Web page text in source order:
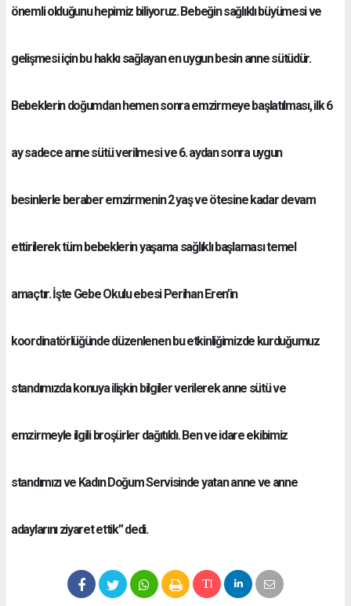
önemli olduğunu hepimiz biliyoruz. Bebeğin sağlıklı büyümesi ve
gelişmesi için bu hakkı sağlayan en uygun besin anne sütüdür.
Bebeklerin doğumdan hemen sonra emzirmeye başlatılması, ilk 6
ay sadece anne sütü verilmesi ve 6. aydan sonra uygun
besinlerle beraber emzirmenin 2 yaş ve ötesine kadar devam
ettirilerek tüm bebeklerin yaşama sağlıklı başlaması temel
amaçtır. İşte Gebe Okulu ebesi Perihan Eren’in
koordinatörlüğünde düzenlenen bu etkinliğimizde kurduğumuz
standımızda konuya ilişkin bilgiler verilerek anne sütü ve
emzirmeyle ilgili broşürler dağıtıldı. Ben ve idare ekibimiz
standımızı ve Kadın Doğum Servisinde yatan anne ve anne
adaylarını ziyaret ettik” dedi.